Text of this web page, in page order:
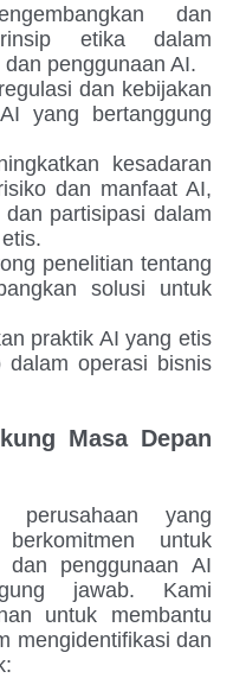
dan
etika dalam
penggunaan AI.
dan kebijakan
yang bertanggung
kesadaran
dan manfaat AI,
partisipasi dalam
penelitian tentang
solusi untuk
praktik AI yang etis
dalam operasi bisnis
Masa Depan
perusahaan yang
untuk
dan penggunaan AI
jawab. Kami
untuk membantu
mengidentifikasi dan